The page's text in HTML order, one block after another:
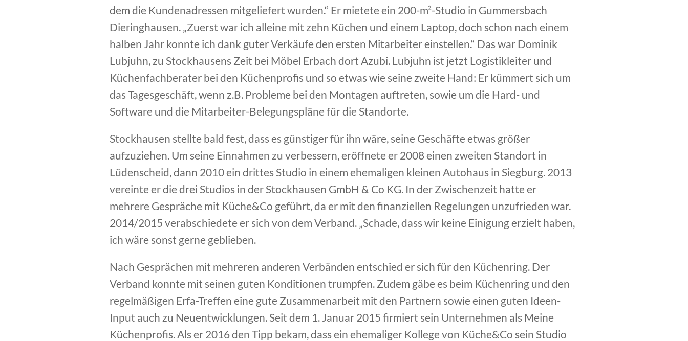
dem die Kundenadressen mitgeliefert wurden.“ Er mietete ein 200-m²-Studio in Gummersbach
Dieringhausen. „Zuerst war ich alleine mit zehn Küchen und einem Laptop, doch schon nach einem
halben Jahr konnte ich dank guter Verkäufe den ersten Mitarbeiter einstellen.“ Das war Dominik
Lubjuhn, zu Stockhausens Zeit bei Möbel Erbach dort Azubi. Lubjuhn ist jetzt Logistikleiter und
Küchenfachberater bei den Küchenprofis und so etwas wie seine zweite Hand: Er kümmert sich um
das Tagesgeschäft, wenn z.B. Probleme bei den Montagen auftreten, sowie um die Hard- und
Software und die Mitarbeiter-Belegungspläne für die Standorte.
Stockhausen stellte bald fest, dass es günstiger für ihn wäre, seine Geschäfte etwas größer
aufzuziehen. Um seine Einnahmen zu verbessern, eröffnete er 2008 einen zweiten Standort in
Lüdenscheid, dann 2010 ein drittes Studio in einem ehemaligen kleinen Autohaus in Siegburg. 2013
vereinte er die drei Studios in der Stockhausen GmbH & Co KG. In der Zwischenzeit hatte er
mehrere Gespräche mit Küche&Co geführt, da er mit den finanziellen Regelungen unzufrieden war.
2014/2015 verabschiedete er sich von dem Verband. „Schade, dass wir keine Einigung erzielt haben,
ich wäre sonst gerne geblieben.
Nach Gesprächen mit mehreren anderen Verbänden entschied er sich für den Küchenring. Der
Verband konnte mit seinen guten Konditionen trumpfen. Zudem gäbe es beim Küchenring und den
regelmäßigen Erfa-Treffen eine gute Zusammenarbeit mit den Partnern sowie einen guten Ideen-
Input auch zu Neuentwicklungen. Seit dem 1. Januar 2015 firmiert sein Unternehmen als Meine
Küchenprofis. Als er 2016 den Tipp bekam, dass ein ehemaliger Kollege von Küche&Co sein Studio